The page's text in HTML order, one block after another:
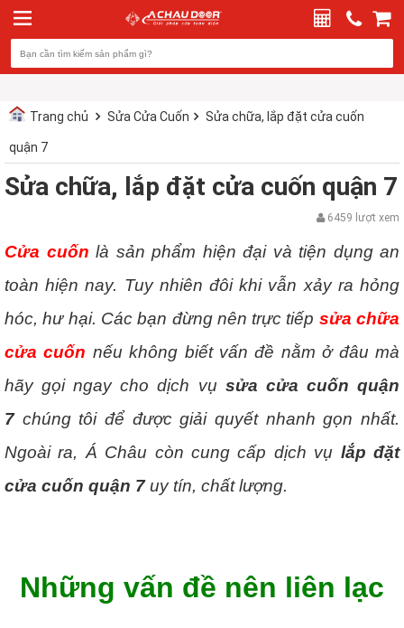
Trang chủ Sửa Cửa Cuốn Sửa chữa, lắp đặt cửa cuốn
quận 7
Sửa chữa, lắp đặt cửa cuốn quận 7
6459 lượt xem
Cửa cuốn là sản phẩm hiện đại và tiện dụng an
toàn hiện nay. Tuy nhiên đôi khi vẫn xảy ra hỏng
hóc, hư hại. Các bạn đừng nên trực tiếp sửa chữa
cửa cuốn nếu không biết vấn đề nằm ở đâu mà
hãy gọi ngay cho dịch vụ sửa cửa cuốn quận
7chúng tôi để được giải quyết nhanh gọn nhất.
Ngoài ra, Á Châu còn cung cấp dịch vụ lắp đặt
cửa cuốn quận 7uy tín, chất lượng.
Những vấn đề nên liên lạc